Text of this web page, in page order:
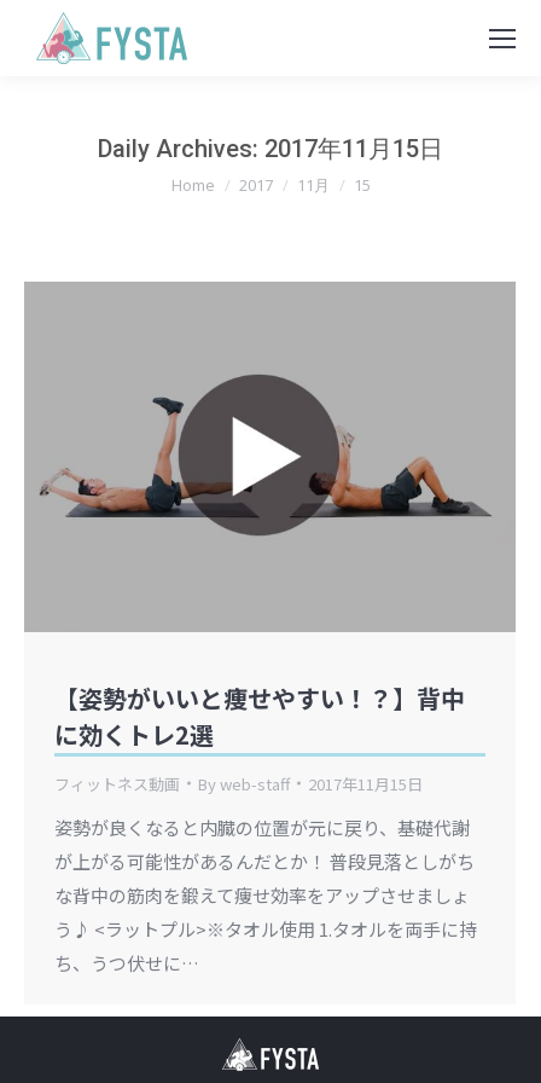
Daily Archives: 2017年11月15日
You are here:
Home 2017 11月 15
【姿勢がいいと痩せやすい！？】背中
に効くトレ2選
フィットネス動画 Byweb-staff 2017年11月15日
姿勢が良くなると内臓の位置が元に戻り、基礎代謝
が上がる可能性があるんだとか！ 普段見落としがち
な背中の筋肉を鍛えて痩せ効率をアップさせましょ
う♪ <ラットプル>※タオル使用 1.タオルを両手に持
ち、うつ伏せに…